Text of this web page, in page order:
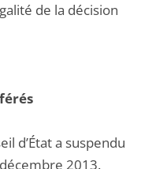
de la décision
d’État a suspendu
2013.